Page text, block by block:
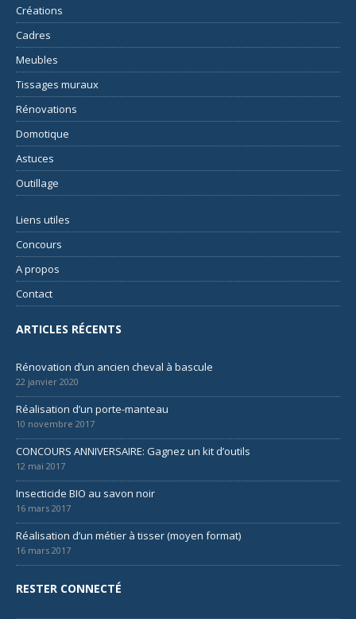
Créations
Cadres
Meubles
Tissages muraux
Rénovations
Domotique
Astuces
Outillage
Liens utiles
Concours
A propos
Contact
ARTICLES RÉCENTS
Rénovation d’un ancien cheval à bascule
22 janvier 2020
Réalisation d’un porte-manteau
10 novembre 2017
CONCOURS ANNIVERSAIRE: Gagnez un kit d’outils
12 mai 2017
Insecticide BIO au savon noir
16 mars 2017
Réalisation d’un métier à tisser (moyen format)
16 mars 2017
RESTER CONNECTÉ